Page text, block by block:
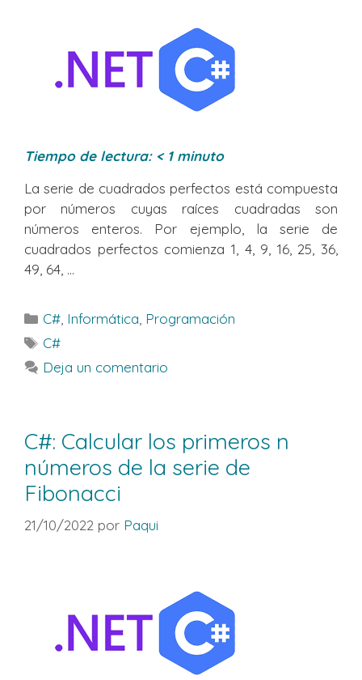
Tiempo de lectura: < 1 minuto
La serie de cuadrados perfectos está compuesta
por números cuyas raíces cuadradas son
números enteros. Por ejemplo, la serie de
cuadrados perfectos comienza 1, 4, 9, 16, 25, 36,
49, 64, ...
Categorías
C#, Informática, Programación
Etiquetas
C#
Deja un comentario
C#: Calcular los primeros n
números de la serie de
Fibonacci
21/10/2022 por Paqui